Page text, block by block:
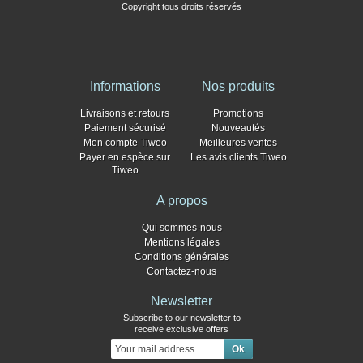
Copyright tous droits réservés
Informations
Livraisons et retours
Paiement sécurisé
Mon compte Tiweo
Payer en espèce sur
Tiweo
Nos produits
Promotions
Nouveautés
Meilleures ventes
Les avis clients Tiweo
A propos
Qui sommes-nous
Mentions légales
Conditions générales
Contactez-nous
Newsletter
Subscribe to our newsletter to
receive exclusive offers